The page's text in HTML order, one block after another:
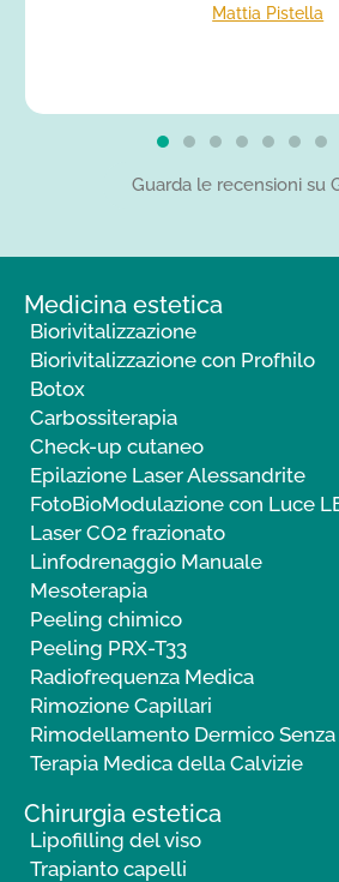
Mattia Pistella
Guarda le recensioni su
Medicina estetica
Biorivitalizzazione
Biorivitalizzazione con Profhilo
Botox
Carbossiterapia
Check-up cutaneo
Epilazione Laser Alessandrite
FotoBioModulazione con Luce
Laser CO2 frazionato
Linfodrenaggio Manuale
Mesoterapia
Peeling chimico
Peeling PRX-T33
Radiofrequenza Medica
Rimozione Capillari
Rimodellamento Dermico Senza
Terapia Medica della Calvizie
Chirurgia estetica
Lipofilling del viso
Trapianto capelli